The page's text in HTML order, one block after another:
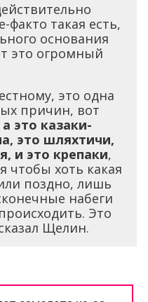
такая есть,
основания
это огромный
это одна
причин, вот
а это казаки-
это шляхтичи,
и это крепаки,
чтобы хоть какая
поздно, лишь
набеги
Это
Щелин.